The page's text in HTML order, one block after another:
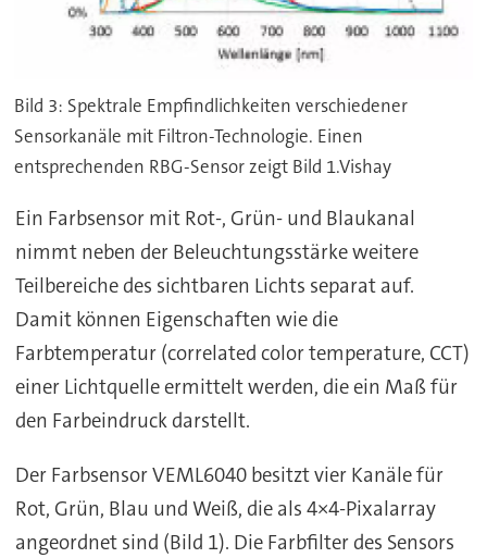
Bild 3: Spektrale Empfindlichkeiten verschiedener
Sensorkanäle mit Filtron-Technologie. Einen
entsprechenden RBG-Sensor zeigt Bild 1.Vishay
Ein Farbsensor mit Rot-, Grün- und Blaukanal
nimmt neben der Beleuchtungsstärke weitere
Teilbereiche des sichtbaren Lichts separat auf.
Damit können Eigenschaften wie die
Farbtemperatur (correlated color temperature, CCT)
einer Lichtquelle ermittelt werden, die ein Maß für
den Farbeindruck darstellt.
Der Farbsensor VEML6040 besitzt vier Kanäle für
Rot, Grün, Blau und Weiß, die als 4×4-Pixalarray
angeordnet sind (Bild 1). Die Farbfilter des Sensors